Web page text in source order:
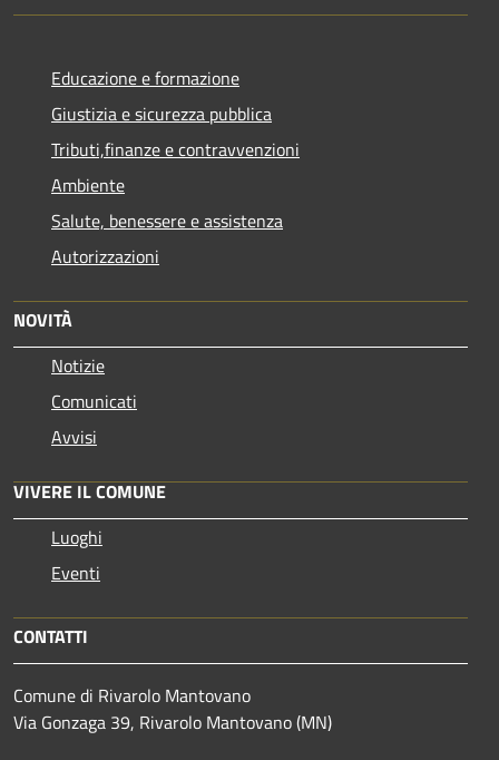
Educazione e formazione
Giustizia e sicurezza pubblica
Tributi,finanze e contravvenzioni
Ambiente
Salute, benessere e assistenza
Autorizzazioni
NOVITÀ
Notizie
Comunicati
Avvisi
VIVERE IL COMUNE
Luoghi
Eventi
CONTATTI
Comune di Rivarolo Mantovano
Via Gonzaga 39, Rivarolo Mantovano (MN)